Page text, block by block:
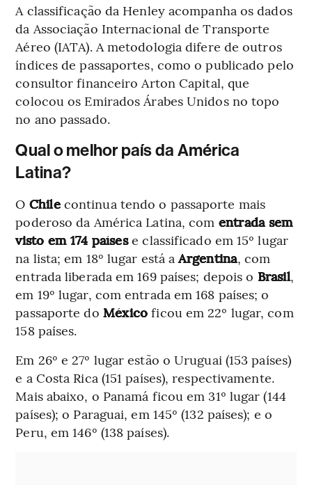
A classificação da Henley acompanha os dados
da Associação Internacional de Transporte
Aéreo (IATA). A metodologia difere de outros
índices de passaportes, como o publicado pelo
consultor financeiro Arton Capital, que
colocou os Emirados Árabes Unidos no topo
no ano passado.
Qual o melhor país da América
Latina?
O Chilecontinua tendo o passaporte mais
poderoso da América Latina, com entrada sem
visto em 174 paísese classificado em 15º lugar
na lista; em 18º lugar está aArgentina, com
entrada liberada em 169 países; depois o Brasil,
em 19º lugar, com entrada em 168 países; o
passaporte do México ficou em 22º lugar, com
158 países.
Em 26º e 27º lugar estão o Uruguai (153 países)
e a Costa Rica (151 países), respectivamente.
Mais abaixo, o Panamá ficou em 31º lugar (144
países); o Paraguai, em 145º (132 países); e o
Peru, em 146º (138 países).